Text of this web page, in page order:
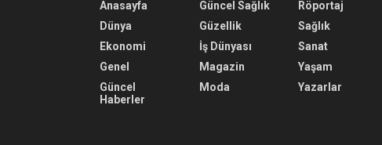
Anasayfa
Dünya
Ekonomi
Genel
Güncel
Haberler
Güncel Sağlık
Güzellik
İş Dünyası
Magazin
Moda
Röportaj
Sağlık
Sanat
Yaşam
Yazarlar